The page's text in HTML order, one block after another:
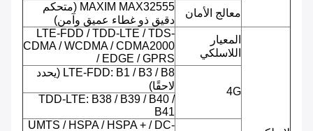
معالج الأمان
MAXIM MAX32555 (متحكم
دقيق ذو غطاء عميق وآمن)
المعيار
اللاسلكي
LTE-FDD / TDD-LTE / TDS-
CDMA / WCDMA / CDMA2000
/ EDGE / GPRS
4G
LTE-FDD: B1 / B3 / B8 (يحدد
لاحقًا)
TDD-LTE: B38 / B39 / B40 /
B41
UMTS / HSPA / HSPA + / DC-